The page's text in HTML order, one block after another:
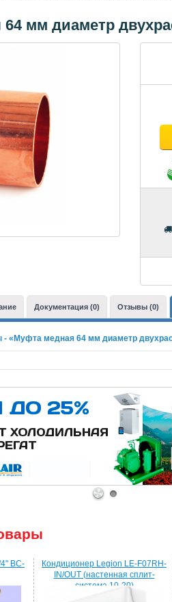
мм диаметр
Документация (0) Отзывы (0)
«Муфта медная 64 мм диаметр
1 2
BC-
Кондиционер Legion LE-F07RH-
IN/OUT (настенная сплит-
система 10-20)